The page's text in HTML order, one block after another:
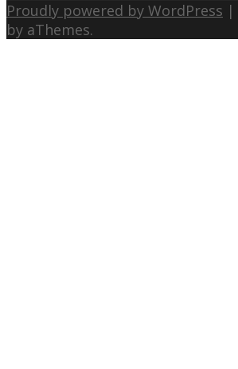
Proudly powered by WordPress |
by aThemes.